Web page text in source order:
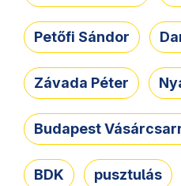
Petőfi Sándor
Závada Péter
Budapest
BDK pusztulás